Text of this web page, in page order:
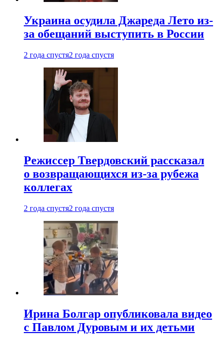
Украина осудила Джареда Лето из-
за обещаний выступить в России
2 года спустя2 года спустя
Режиссер Твердовский рассказал
о возвращающихся из-за рубежа
коллегах
2 года спустя2 года спустя
Ирина Болгар опубликовала видео
с Павлом Дуровым и их детьми